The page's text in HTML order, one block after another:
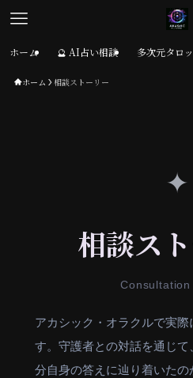
ホーム 🔮 AI占い相談 多次元タロ
ホーム 相談ストーリー
✦
相談ス
アカシック・オラクルで実
す。守護者との対話を通じ
分自身の答えに辿り着いた